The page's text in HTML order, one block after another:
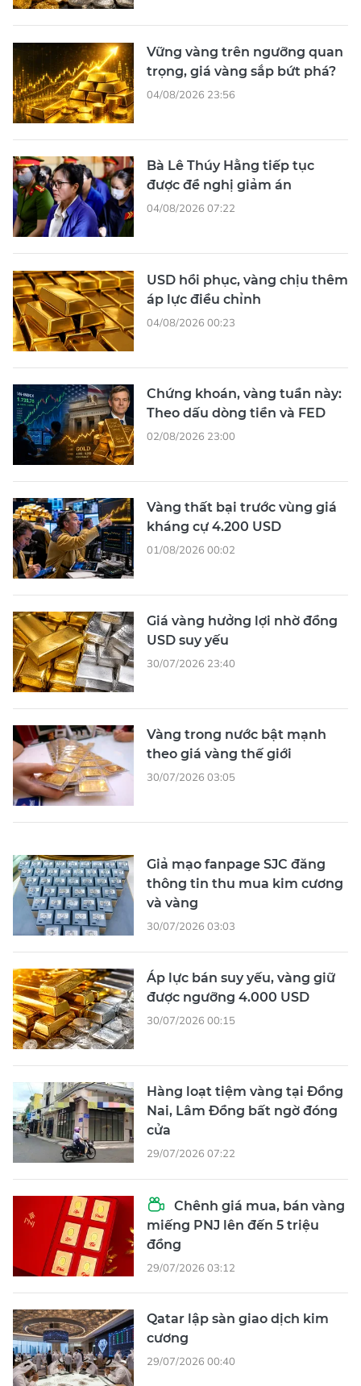
Vững vàng trên ngưỡng quan
trọng, giá vàng sắp bứt phá?
04/08/2026 23:56
Bà Lê Thúy Hằng tiếp tục
được đề nghị giảm án
04/08/2026 07:22
USD hồi phục, vàng chịu thêm
áp lực điều chỉnh
04/08/2026 00:23
Chứng khoán, vàng tuần này:
Theo dấu dòng tiền và FED
02/08/2026 23:00
Vàng thất bại trước vùng giá
kháng cự 4.200 USD
01/08/2026 00:02
Giá vàng hưởng lợi nhờ đồng
USD suy yếu
30/07/2026 23:40
Vàng trong nước bật mạnh
theo giá vàng thế giới
30/07/2026 03:05
Giả mạo fanpage SJC đăng
thông tin thu mua kim cương
và vàng
30/07/2026 03:03
Áp lực bán suy yếu, vàng giữ
được ngưỡng 4.000 USD
30/07/2026 00:15
Hàng loạt tiệm vàng tại Đồng
Nai, Lâm Đồng bất ngờ đóng
cửa
29/07/2026 07:22
Chênh giá mua, bán vàng
miếng PNJ lên đến 5 triệu
đồng
29/07/2026 03:12
Qatar lập sàn giao dịch kim
cương
29/07/2026 00:40